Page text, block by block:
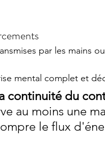
par les mains
mental complet et
continuité du
au moins une
le flux